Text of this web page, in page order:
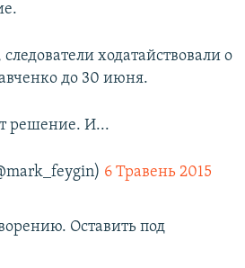
ходатайствовали о
до 30 июня.
решение. И...
6 Травень 2015
Оставить под